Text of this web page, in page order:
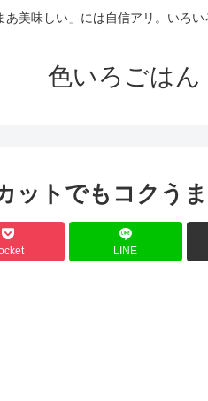
あ美味しい」には自信アリ。いろい
色いろごはん
ットでもコクう
LINE